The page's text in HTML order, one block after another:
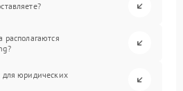
располагаются
для юридических